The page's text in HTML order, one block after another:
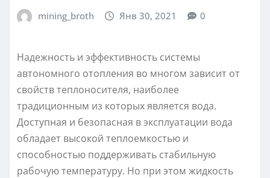
mining_broth Янв 30, 2021 0
Надежность и эффективность системы
автономного отопления во многом зависит от
свойств теплоносителя, наиболее
традиционным из которых является вода.
Доступная и безопасная в эксплуатации вода
обладает высокой теплоемкостью и
способностью поддерживать стабильную
рабочую температуру. Но при этом жидкость